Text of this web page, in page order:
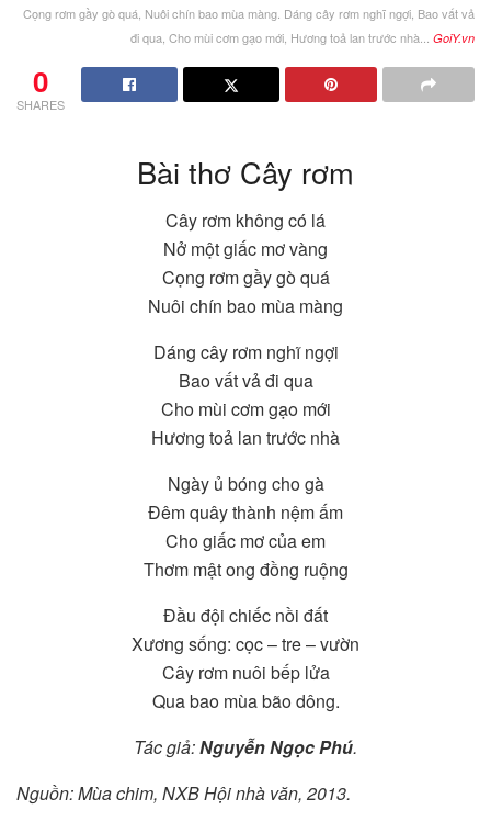
Cọng rơm gầy gò quá, Nuôi chín bao mùa màng. Dáng cây rơm nghĩ ngợi, Bao vất vả
đi qua, Cho mùi cơm gạo mới, Hương toả lan trước nhà... GoiY.vn
0
SHARES
Bài thơ Cây rơm
Cây rơm không có lá
Nở một giấc mơ vàng
Cọng rơm gầy gò quá
Nuôi chín bao mùa màng
Dáng cây rơm nghĩ ngợi
Bao vất vả đi qua
Cho mùi cơm gạo mới
Hương toả lan trước nhà
Ngày ủ bóng cho gà
Đêm quây thành nệm ấm
Cho giấc mơ của em
Thơm mật ong đồng ruộng
Đầu đội chiếc nồi đất
Xương sống: cọc – tre – vườn
Cây rơm nuôi bếp lửa
Qua bao mùa bão dông.
Tác giả:Nguyễn Ngọc Phú.
Nguồn: Mùa chim, NXB Hội nhà văn, 2013.